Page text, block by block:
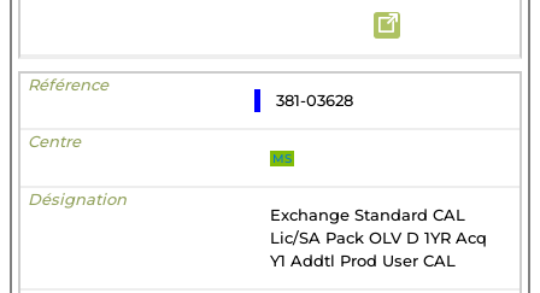
381-03628
MS
Exchange Standard CAL
Lic/SA Pack OLV D 1YR Acq
Y1 Addtl Prod User CAL